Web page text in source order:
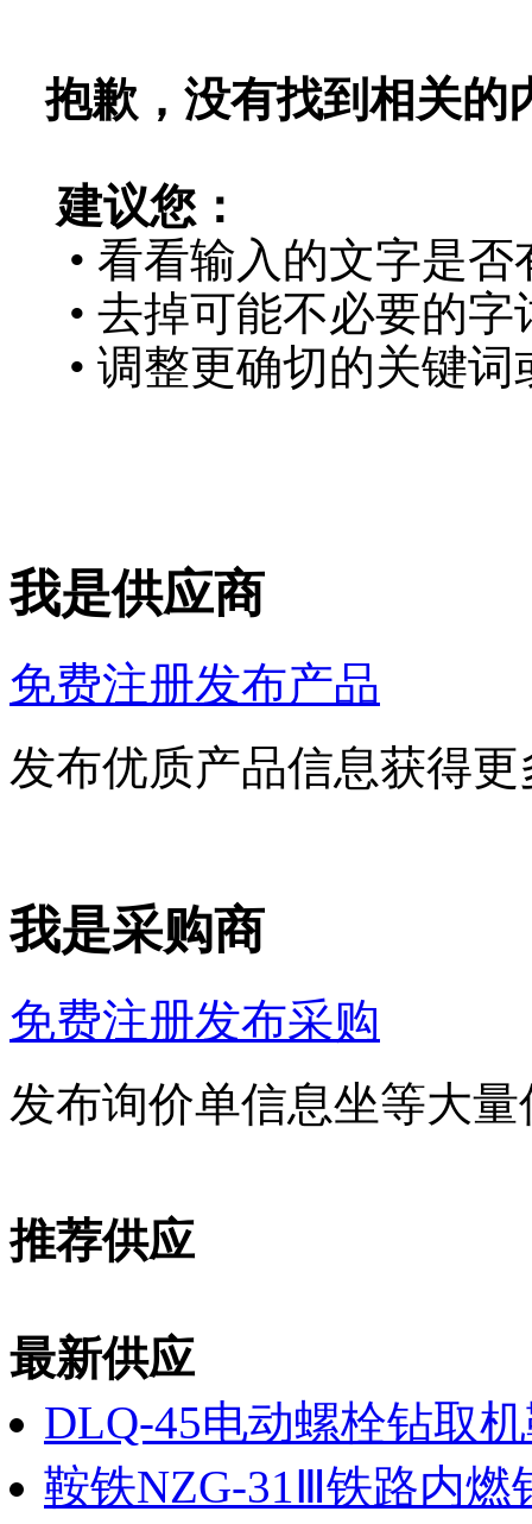
抱歉，没有找到相关的
建议您：
• 看看输入的文字是否
• 去掉可能不必要的字
• 调整更确切的关键
我是供应商
免费注册发布产品
发布优质产品信息获得
我是采购商
免费注册发布采购
发布询价单信息坐等大
推荐供应
最新供应
DLQ-45电动螺栓钻取
鞍铁NZG-31Ⅲ铁路内燃